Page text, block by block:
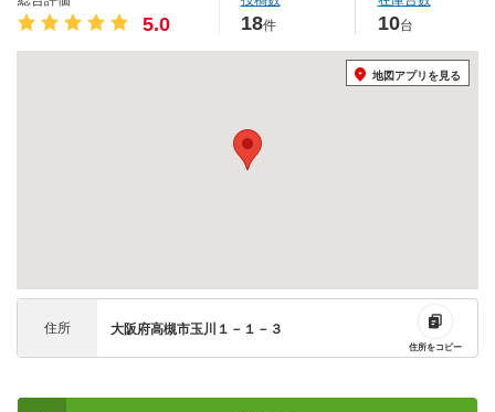
5.0 18件 10台
地図アプリを見る
住所 大阪府高槻市玉川１－１－３
住所をコピー